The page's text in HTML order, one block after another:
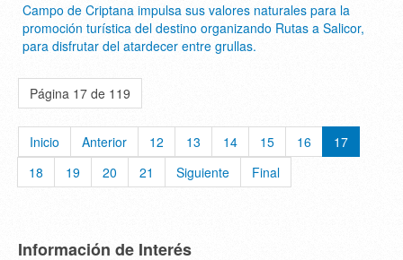
Campo de Criptana impulsa sus valores naturales para la
promoción turística del destino organizando Rutas a Salicor,
para disfrutar del atardecer entre grullas.
Página 17 de 119
Inicio Anterior 12 13 14 15 16
17
18
19 20 21 Siguiente Final
Información de Interés